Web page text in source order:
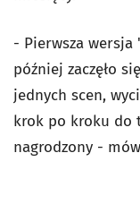
- Pierwsza wersja
później zaczęło
jednych scen,
krok po kroku do
nagrodzony -